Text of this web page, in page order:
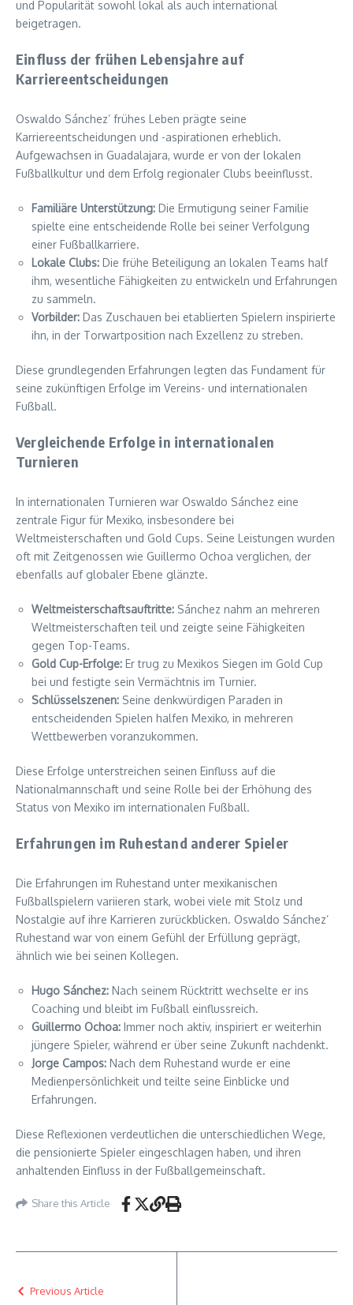
und Popularität sowohl lokal als auch international
beigetragen.
Einfluss der frühen Lebensjahre auf
Karriereentscheidungen
Oswaldo Sánchez’ frühes Leben prägte seine
Karriereentscheidungen und -aspirationen erheblich.
Aufgewachsen in Guadalajara, wurde er von der lokalen
Fußballkultur und dem Erfolg regionaler Clubs beeinflusst.
Familiäre Unterstützung: Die Ermutigung seiner Familie
spielte eine entscheidende Rolle bei seiner Verfolgung
einer Fußballkarriere.
Lokale Clubs: Die frühe Beteiligung an lokalen Teams half
ihm, wesentliche Fähigkeiten zu entwickeln und Erfahrungen
zu sammeln.
Vorbilder: Das Zuschauen bei etablierten Spielern inspirierte
ihn, in der Torwartposition nach Exzellenz zu streben.
Diese grundlegenden Erfahrungen legten das Fundament für
seine zukünftigen Erfolge im Vereins- und internationalen
Fußball.
Vergleichende Erfolge in internationalen
Turnieren
In internationalen Turnieren war Oswaldo Sánchez eine
zentrale Figur für Mexiko, insbesondere bei
Weltmeisterschaften und Gold Cups. Seine Leistungen wurden
oft mit Zeitgenossen wie Guillermo Ochoa verglichen, der
ebenfalls auf globaler Ebene glänzte.
Weltmeisterschaftsauftritte: Sánchez nahm an mehreren
Weltmeisterschaften teil und zeigte seine Fähigkeiten
gegen Top-Teams.
Gold Cup-Erfolge: Er trug zu Mexikos Siegen im Gold Cup
bei und festigte sein Vermächtnis im Turnier.
Schlüsselszenen: Seine denkwürdigen Paraden in
entscheidenden Spielen halfen Mexiko, in mehreren
Wettbewerben voranzukommen.
Diese Erfolge unterstreichen seinen Einfluss auf die
Nationalmannschaft und seine Rolle bei der Erhöhung des
Status von Mexiko im internationalen Fußball.
Erfahrungen im Ruhestand anderer Spieler
Die Erfahrungen im Ruhestand unter mexikanischen
Fußballspielern variieren stark, wobei viele mit Stolz und
Nostalgie auf ihre Karrieren zurückblicken. Oswaldo Sánchez’
Ruhestand war von einem Gefühl der Erfüllung geprägt,
ähnlich wie bei seinen Kollegen.
Hugo Sánchez: Nach seinem Rücktritt wechselte er ins
Coaching und bleibt im Fußball einflussreich.
Guillermo Ochoa: Immer noch aktiv, inspiriert er weiterhin
jüngere Spieler, während er über seine Zukunft nachdenkt.
Jorge Campos: Nach dem Ruhestand wurde er eine
Medienpersönlichkeit und teilte seine Einblicke und
Erfahrungen.
Diese Reflexionen verdeutlichen die unterschiedlichen Wege,
die pensionierte Spieler eingeschlagen haben, und ihren
anhaltenden Einfluss in der Fußballgemeinschaft.
Share this Article
Previous Article